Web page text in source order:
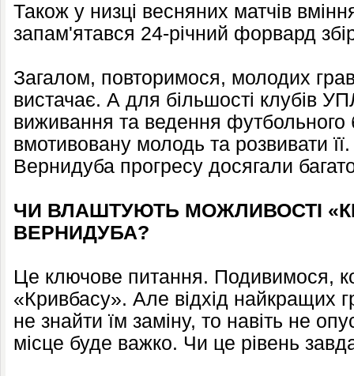
Також у низці весняних матчів
запам'ятався 24-річний форвард
Загалом, повторимося, молодих
вистачає. А для більшості клубів
виживання та ведення футбольного
вмотивовану молодь та розвивати
Вернидуба прогресу досягали
ЧИ ВЛАШТУЮТЬ МОЖЛИВОСТІ
ВЕРНИДУБА?
Це ключове питання. Подивимося,
«Кривбасу». Але відхід найкращих
не знайти їм заміну, то навіть не
місце буде важко. Чи це рівень